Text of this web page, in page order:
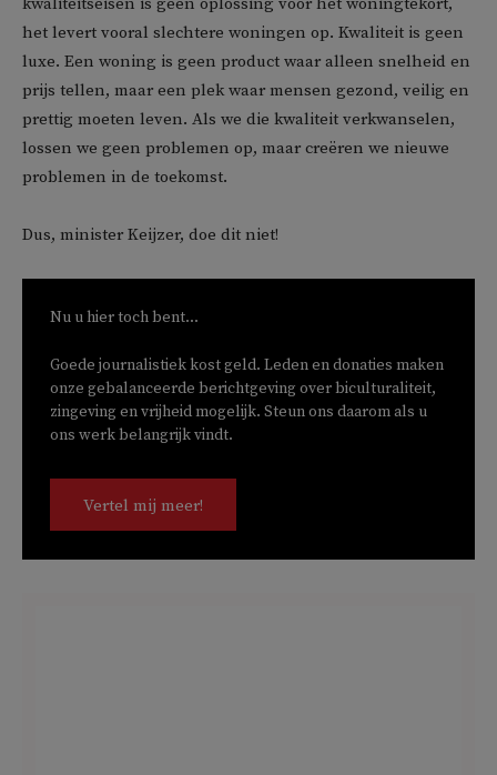
het levert vooral slechtere woningen op. Kwaliteit is geen
luxe. Een woning is geen product waar alleen snelheid en
prijs tellen, maar een plek waar mensen gezond, veilig en
prettig moeten leven. Als we die kwaliteit verkwanselen,
lossen we geen problemen op, maar creëren we nieuwe
problemen in de toekomst.
Dus, minister Keijzer, doe dit niet!
Nu u hier toch bent...
Goede journalistiek kost geld. Leden en donaties maken
onze gebalanceerde berichtgeving over biculturaliteit,
zingeving en vrijheid mogelijk. Steun ons daarom als u
ons werk belangrijk vindt.
Vertel mij meer!